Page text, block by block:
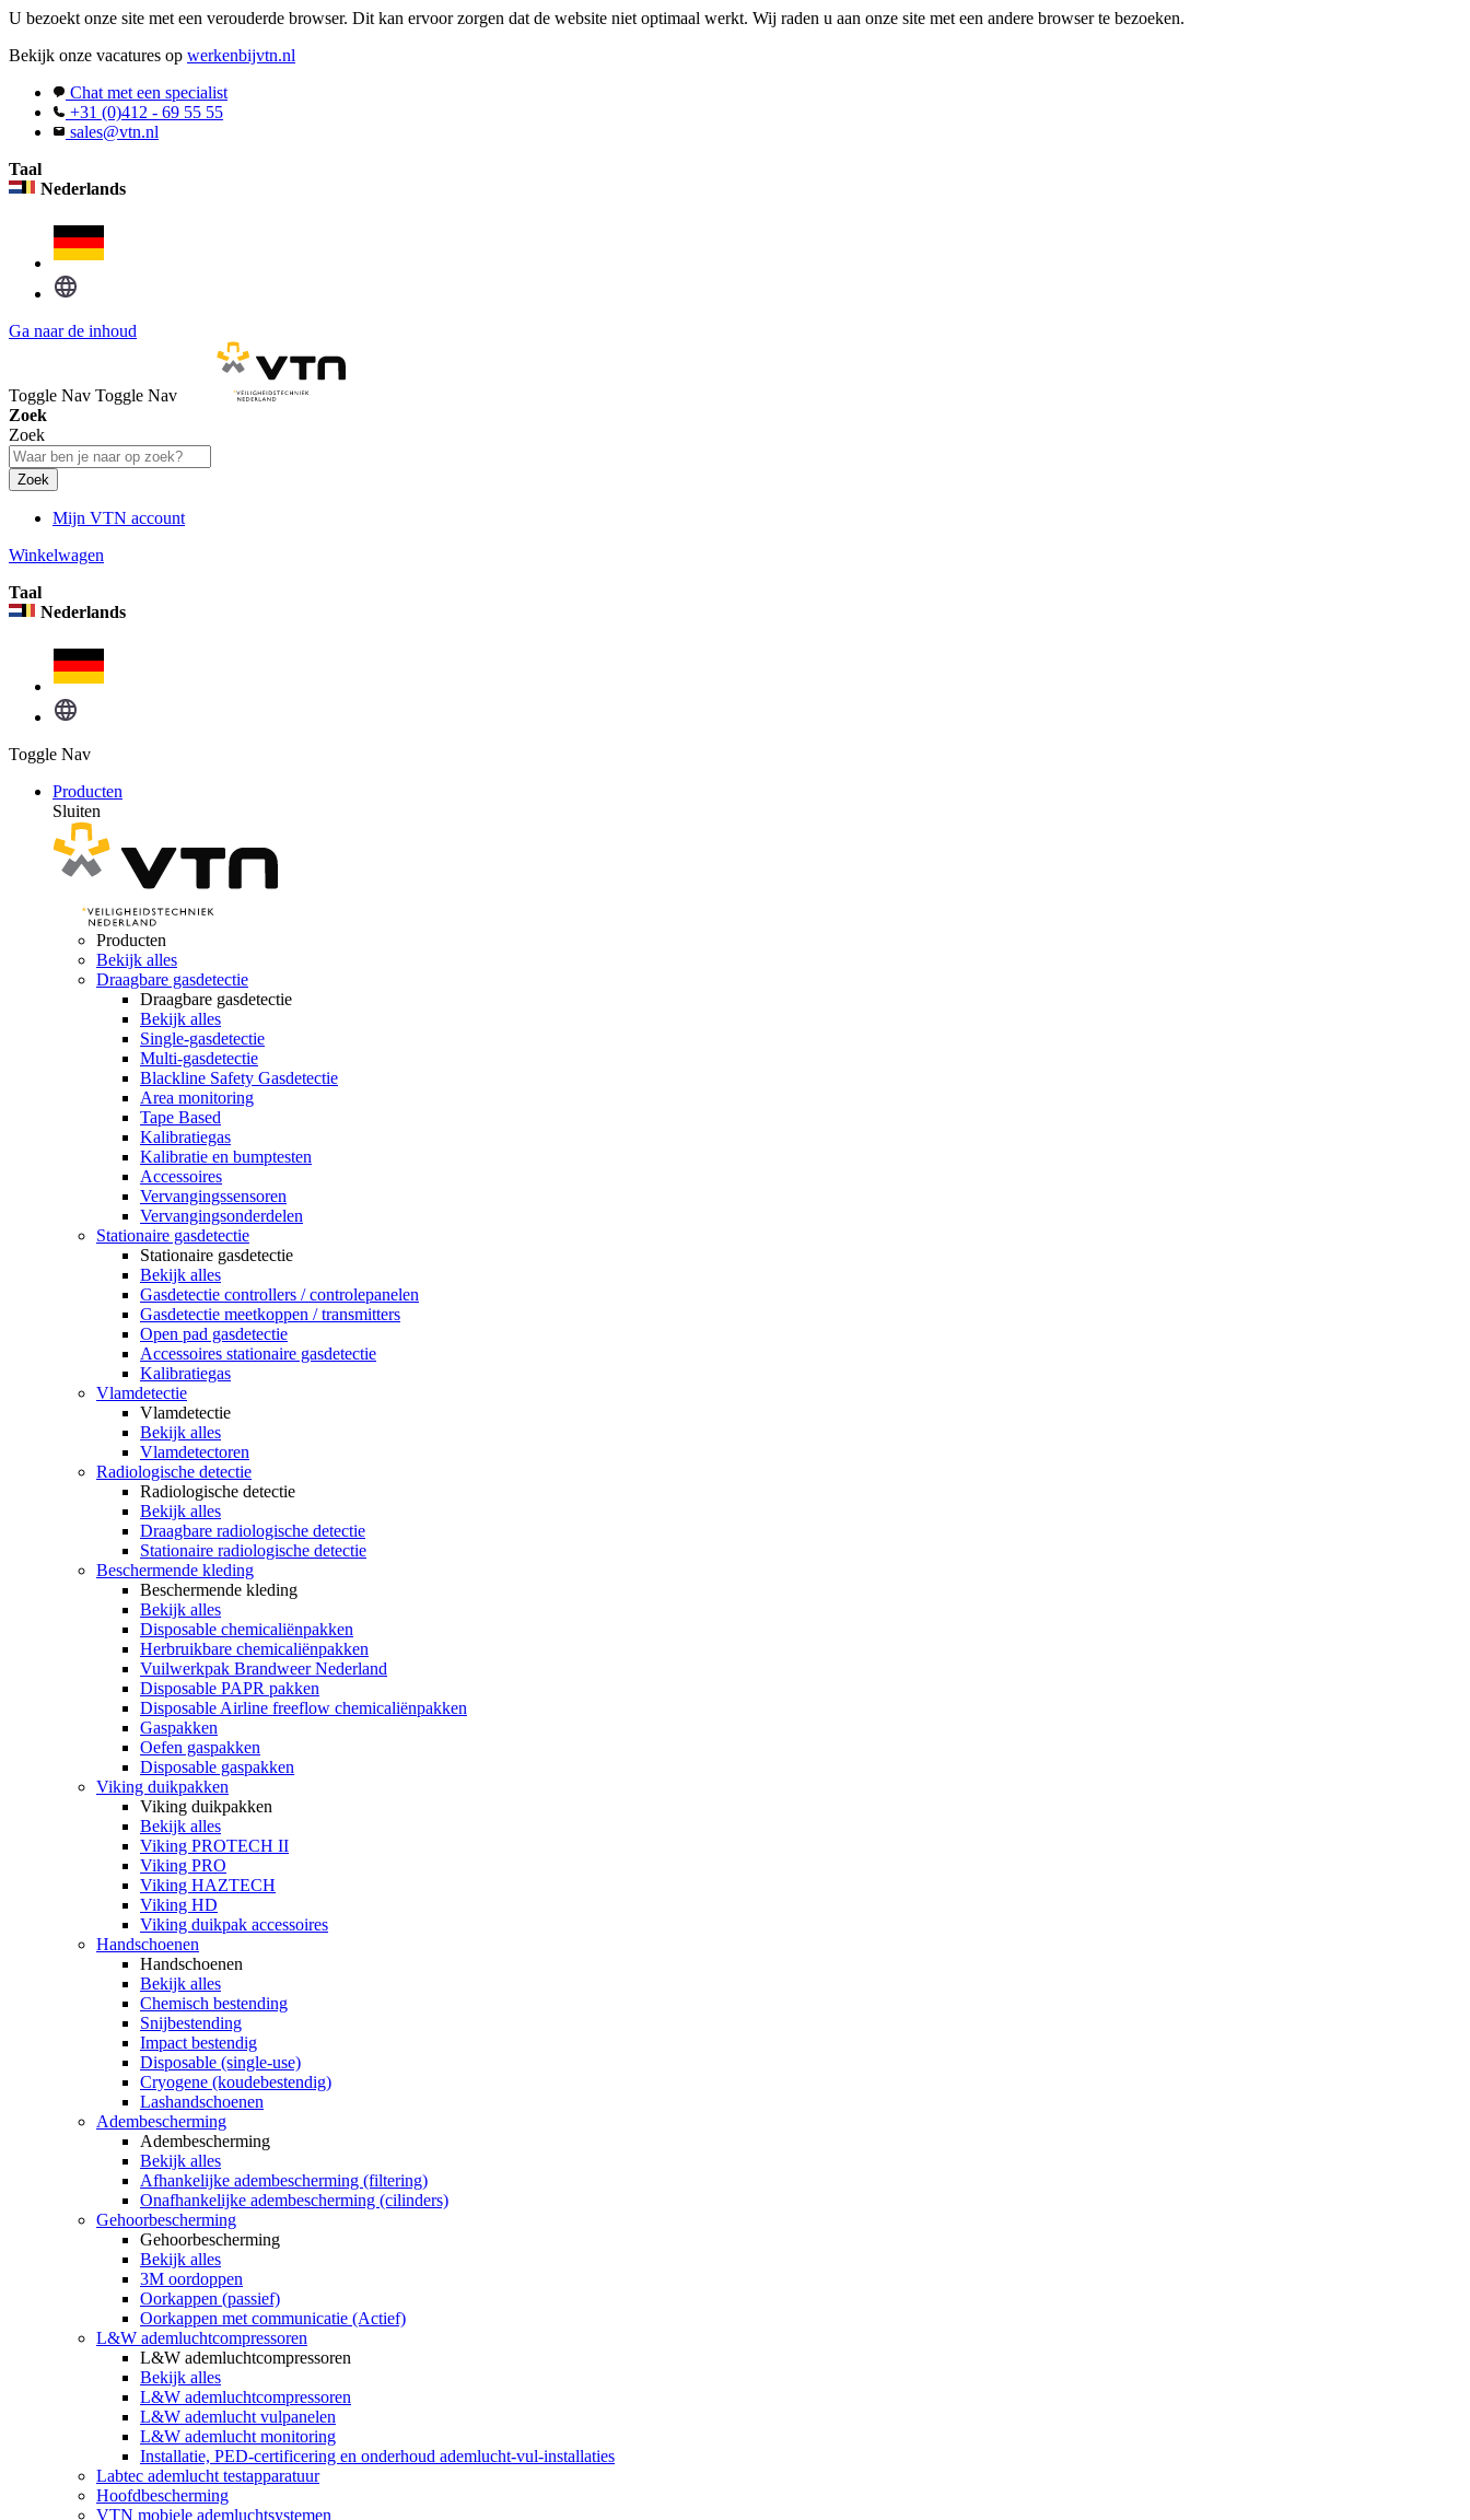
U bezoekt onze site met een verouderde browser. Dit kan ervoor zorgen dat de website niet optimaal werkt. Wij raden u aan onze site met een andere browser te bezoeken.
Bekijk onze vacatures op werkenbijvtn.nl
Chat met een specialist
+31 (0)412 - 69 55 55
sales@vtn.nl
Taal
Nederlands
Ga naar de inhoud
Toggle Nav Toggle Nav
Zoek
Zoek
Zoek
Mijn VTN account
Winkelwagen
Taal
Nederlands
Toggle Nav
Producten
Sluiten
Producten
Bekijk alles
Draagbare gasdetectie
Draagbare gasdetectie
Bekijk alles
Single-gasdetectie
Multi-gasdetectie
Blackline Safety Gasdetectie
Area monitoring
Tape Based
Kalibratiegas
Kalibratie en bumptesten
Accessoires
Vervangingssensoren
Vervangingsonderdelen
Stationaire gasdetectie
Stationaire gasdetectie
Bekijk alles
Gasdetectie controllers / controlepanelen
Gasdetectie meetkoppen / transmitters
Open pad gasdetectie
Accessoires stationaire gasdetectie
Kalibratiegas
Vlamdetectie
Vlamdetectie
Bekijk alles
Vlamdetectoren
Radiologische detectie
Radiologische detectie
Bekijk alles
Draagbare radiologische detectie
Stationaire radiologische detectie
Beschermende kleding
Beschermende kleding
Bekijk alles
Disposable chemicaliënpakken
Herbruikbare chemicaliënpakken
Vuilwerkpak Brandweer Nederland
Disposable PAPR pakken
Disposable Airline freeflow chemicaliënpakken
Gaspakken
Oefen gaspakken
Disposable gaspakken
Viking duikpakken
Viking duikpakken
Bekijk alles
Viking PROTECH II
Viking PRO
Viking HAZTECH
Viking HD
Viking duikpak accessoires
Handschoenen
Handschoenen
Bekijk alles
Chemisch bestending
Snijbestending
Impact bestendig
Disposable (single-use)
Cryogene (koudebestendig)
Lashandschoenen
Adembescherming
Adembescherming
Bekijk alles
Afhankelijke adembescherming (filtering)
Onafhankelijke adembescherming (cilinders)
Gehoorbescherming
Gehoorbescherming
Bekijk alles
3M oordoppen
Oorkappen (passief)
Oorkappen met communicatie (Actief)
L&W ademluchtcompressoren
L&W ademluchtcompressoren
Bekijk alles
L&W ademluchtcompressoren
L&W ademlucht vulpanelen
L&W ademlucht monitoring
Installatie, PED-certificering en onderhoud ademlucht-vul-installaties
Labtec ademlucht testapparatuur
Hoofdbescherming
VTN mobiele ademluchtsystemen